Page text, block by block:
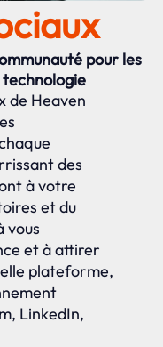
pour les
de Heaven
des
à votre
et du
vous
et à attirer
plateforme,
LinkedIn,